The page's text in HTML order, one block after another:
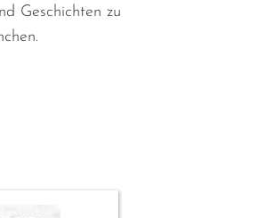
Geschichten zu